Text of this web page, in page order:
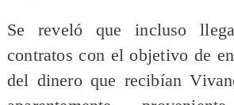
Se reveló que incluso
contratos con el objetivo de
del dinero que recibían